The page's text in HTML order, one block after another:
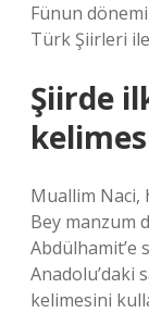
Fünun
Türk Şiirleri
Şiirde
Muallim Naci,
Bey manzum
Abdülhamit’e
Anadolu’daki
kelimesini